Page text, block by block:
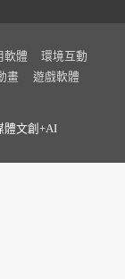
軟體
環境互動
畫
遊戲軟體
體文創+AI